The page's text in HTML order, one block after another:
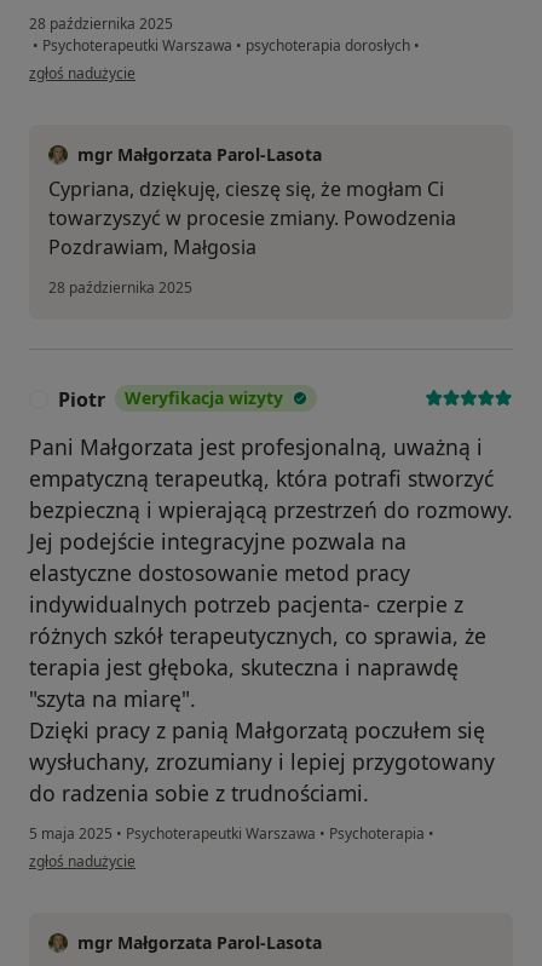
28 października 2025
• Psychoterapeutki Warszawa • psychoterapia dorosłych •
w opinii użytkownika Cypriana
zgłoś nadużycie
mgr Małgorzata Parol-Lasota
Cypriana, dziękuję, cieszę się, że mogłam Ci
towarzyszyć w procesie zmiany. Powodzenia
Pozdrawiam, Małgosia
28 października 2025
Piotr Weryfikacja wizyty
Pani Małgorzata jest profesjonalną, uważną i
empatyczną terapeutką, która potrafi stworzyć
bezpieczną i wpierającą przestrzeń do rozmowy.
Jej podejście integracyjne pozwala na
elastyczne dostosowanie metod pracy
indywidualnych potrzeb pacjenta- czerpie z
różnych szkół terapeutycznych, co sprawia, że
terapia jest głęboka, skuteczna i naprawdę
"szyta na miarę".
Dzięki pracy z panią Małgorzatą poczułem się
wysłuchany, zrozumiany i lepiej przygotowany
do radzenia sobie z trudnościami.
5 maja 2025 • Psychoterapeutki Warszawa • Psychoterapia •
w opinii użytkownika Piotr
zgłoś nadużycie
mgr Małgorzata Parol-Lasota